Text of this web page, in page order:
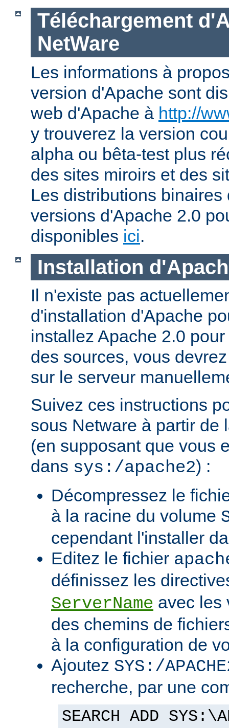
Téléchargement
NetWare
Les informations à
version d'Apache sont
web d'Apache à http://
y trouverez la version
alpha ou bêta-test plus
des sites miroirs et des
Les distributions binaires
versions d'Apache 2.0
disponibles ici.
Installation
Il n'existe pas
d'installation d'Apache
installez Apache 2.0
des sources, vous
sur le serveur
Suivez ces instructions
sous Netware à partir de
(en supposant que vous
dans sys:/apache2) :
Décompressez le
à la racine du volume
cependant l'installer
Editez le fichier
définissez les
ServerName avec les
des chemins de
à la configuration de
Ajoutez SYS:/
recherche, par une
SEARCH ADD